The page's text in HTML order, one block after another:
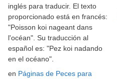
inglés para traducir. El texto
proporcionado está en francés:
"Poisson koi nageant dans
l'océan". Su traducción al
español es: "Pez koi nadando
en el océano".
en Páginas de Peces para